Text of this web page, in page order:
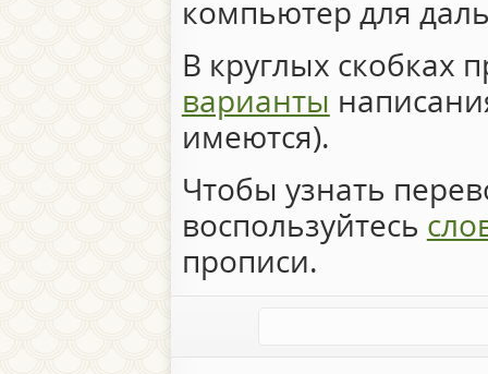
компьютер для
В круглых скобках
варианты
имеются).
Чтобы узнать
воспользуйтесь
прописи.